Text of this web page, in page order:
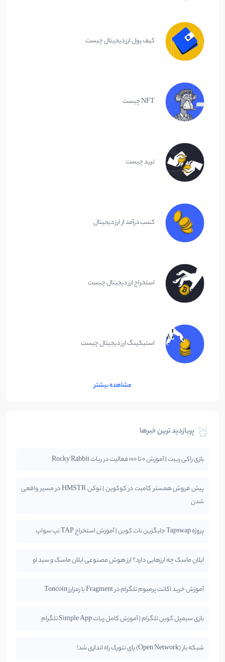
کیف پول ارز دیجیتال چیست
NFT چیست
ترید چیست
کسب درآمد از ارز دیجیتال
استخراج ارز دیجیتال چیست
استیکینگ ارز دیجیتال چیست
مشاهده بیشتر
پربازدید ترین خبرها
بازی راکی ربیت | آموزش 0 تا 100 فعالیت در ربات Rocky Rabbit
پیش فروش همستر کامبت در کوکوین | توکن HMSTR در مسیر واقعی
شدن
پروژه Tapswap جایگزین نات کوین | آموزش استخراج TAP تپ سواپ
ایلان ماسک چه ارزهایی دارد؟ ارز هوش مصنوعی ایلان ماسک و سبد او
آموزش خرید اکانت پرمیوم تلگرام در Fragment با رمزارز Toncoin
بازی سیمپل کوین تلگرام | آموزش کامل ربات Simple App تلگرام
شبکه باز (Open Network) پای نتورک راه اندازی شد!